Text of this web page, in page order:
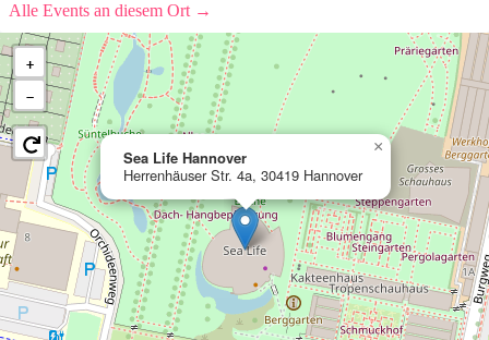
Alle Events an diesem Ort →
Sea Life Hannover
Herrenhäuser Str. 4a, 30419 Hannover
×
+
−